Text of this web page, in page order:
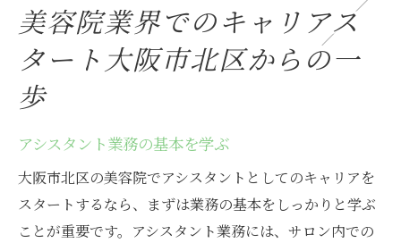
美容院業界でのキャリアス
タート大阪市北区からの一
歩
アシスタント業務の基本を学ぶ
大阪市北区の美容院でアシスタントとしてのキャリアを
スタートするなら、まずは業務の基本をしっかりと学ぶ
ことが重要です。アシスタント業務には、サロン内での